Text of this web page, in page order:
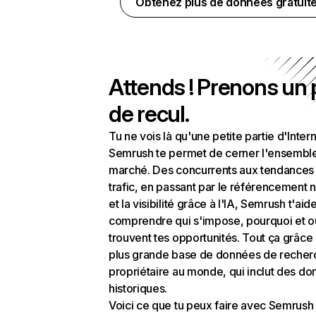
Attends ! Prenons un
de recul.
Tu ne vois là qu'une petite partie
Semrush te permet de cerner
marché. Des concurrents aux
trafic, en passant par le référencement
et la visibilité grâce à l'IA, Semrush
comprendre qui s'impose, pourquoi et
trouvent tes opportunités. Tout ça grâce
plus grande base de données de
propriétaire au monde, qui inclut des
historiques.
Voici ce que tu peux faire avec Semrush